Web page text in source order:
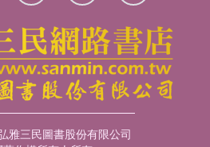
雅三民圖書股份有限公司